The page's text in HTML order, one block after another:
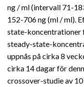
ng / ml (intervall 71-
152-706 ng (ml / ml).
state-koncentrationer
steady-state-
uppnås på cirka 8
cirka 14 dagar för
crossover-studie av